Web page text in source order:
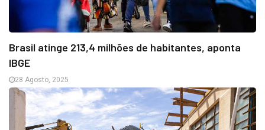
Brasil atinge 213,4 milhões de habitantes, aponta
IBGE
28 Agosto, 2025